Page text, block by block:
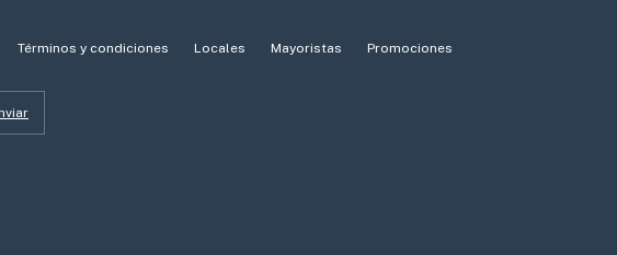
Términos y condiciones Locales Mayoristas Promociones